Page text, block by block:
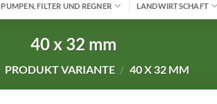
PUMPEN, FILTER UND REGNER LANDWIRTSCHAFT
40 x 32 mm
PRODUKT VARIANTE / 40 X 32 MM